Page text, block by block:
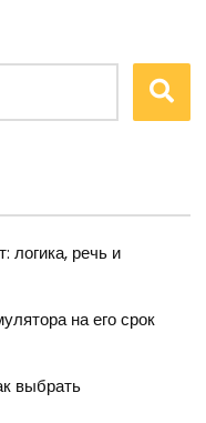
речь и
на его срок
выбрать